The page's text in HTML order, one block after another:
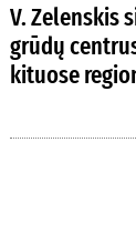
V. Zelenskis
grūdų
kituose